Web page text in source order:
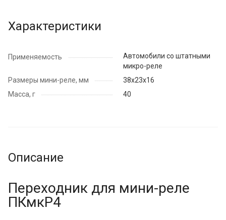
Характеристики
Применяемость
Автомобили со штатными
микро-реле
Размеры мини-реле, мм
38х23х16
Масса, г
40
Описание
Переходник для мини-реле
ПКмкР4